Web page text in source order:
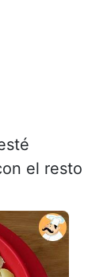
el resto